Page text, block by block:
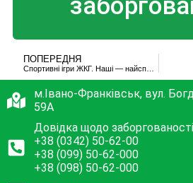
нам
дає
віру
в
себе
опору
ПОПЕРЕДНЯ
м.Івано-Франківськ, вул.
59А
Довідка щодо заборгованості
+38 (0342) 50-62-00
+38 (099) 50-62-000
+38 (098) 50-62-000